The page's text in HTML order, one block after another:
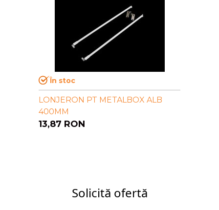
În stoc
LONJERON PT METALBOX ALB
400MM
13,87 RON
Solicită ofertă